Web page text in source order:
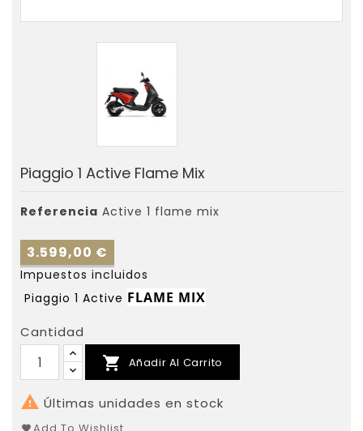
Piaggio 1 Active Flame Mix
Referencia Active 1 flame mix
3.599,00 €
Impuestos incluidos
Piaggio 1 Active FLAME MIX
Cantidad
 Añadir Al Carrito
 Últimas unidades en stock